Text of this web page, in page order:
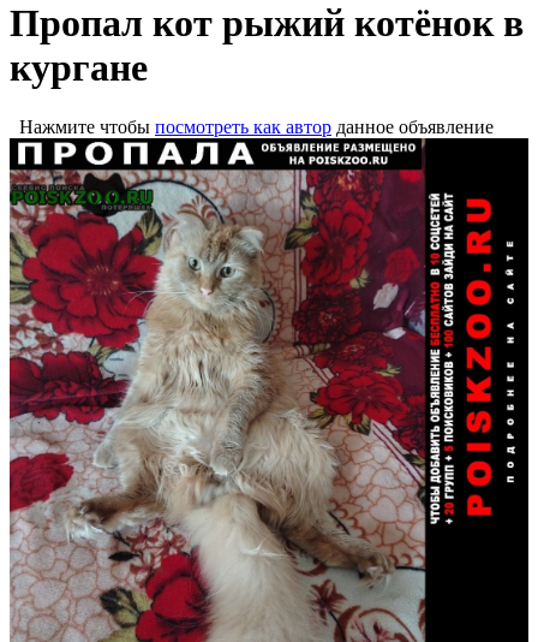
Пропал кот рыжий котёнок в
кургане
Нажмите чтобы посмотреть как автор данное объявление